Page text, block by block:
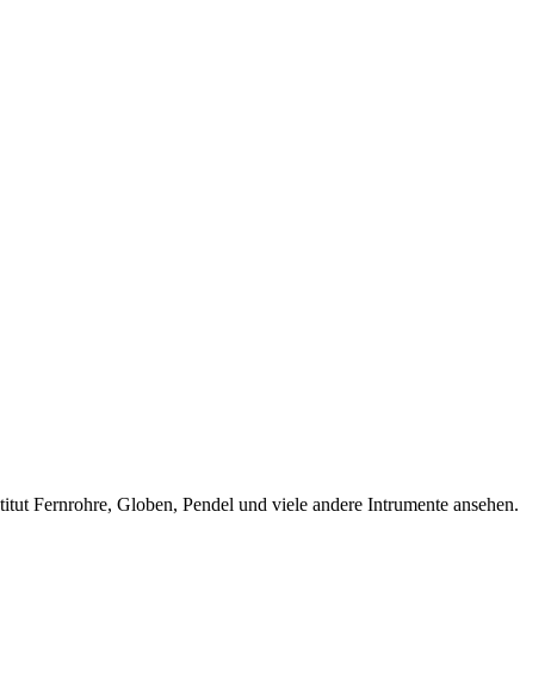
Fernrohre, Globen, Pendel und viele andere Intrumente ansehen.